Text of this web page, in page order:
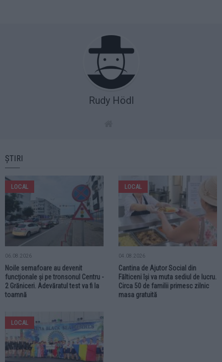
Rudy Hödl
ȘTIRI
LOCAL
06.08.2026
Noile semafoare au devenit
funcționale și pe tronsonul Centru -
2 Grăniceri. Adevăratul test va fi la
toamnă
LOCAL
04.08.2026
Cantina de Ajutor Social din
Fălticeni își va muta sediul de lucru.
Circa 50 de familii primesc zilnic
masa gratuită
LOCAL